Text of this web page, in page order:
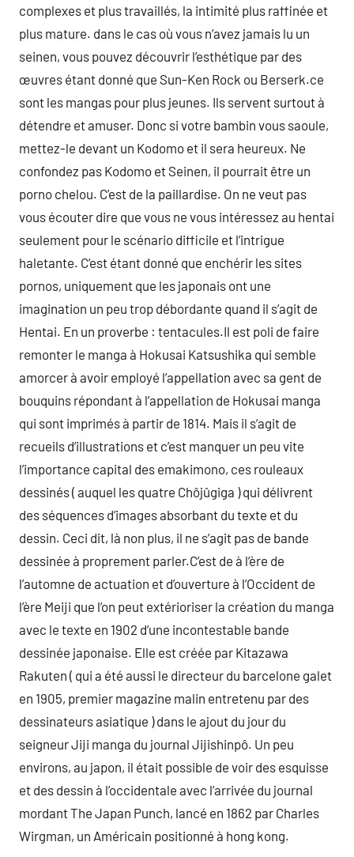
complexes et plus travaillés, la intimité plus raffinée et
plus mature. dans le cas où vous n’avez jamais lu un
seinen, vous pouvez découvrir l’esthétique par des
œuvres étant donné que Sun-Ken Rock ou Berserk.ce
sont les mangas pour plus jeunes. Ils servent surtout à
détendre et amuser. Donc si votre bambin vous saoule,
mettez-le devant un Kodomo et il sera heureux. Ne
confondez pas Kodomo et Seinen, il pourrait être un
porno chelou. C’est de la paillardise. On ne veut pas
vous écouter dire que vous ne vous intéressez au hentai
seulement pour le scénario difficile et l’intrigue
haletante. C’est étant donné que enchérir les sites
pornos, uniquement que les japonais ont une
imagination un peu trop débordante quand il s’agit de
Hentai. En un proverbe : tentacules.Il est poli de faire
remonter le manga à Hokusai Katsushika qui semble
amorcer à avoir employé l’appellation avec sa gent de
bouquins répondant à l’appellation de Hokusai manga
qui sont imprimés à partir de 1814. Mais il s’agit de
recueils d’illustrations et c’est manquer un peu vite
l’importance capital des emakimono, ces rouleaux
dessinés ( auquel les quatre Chôjûgiga ) qui délivrent
des séquences d’images absorbant du texte et du
dessin. Ceci dit, là non plus, il ne s’agit pas de bande
dessinée à proprement parler.C’est de à l’ère de
l’automne de actuation et d’ouverture à l’Occident de
l’ère Meiji que l’on peut extérioriser la création du manga
avec le texte en 1902 d’une incontestable bande
dessinée japonaise. Elle est créée par Kitazawa
Rakuten ( qui a été aussi le directeur du barcelone galet
en 1905, premier magazine malin entretenu par des
dessinateurs asiatique ) dans le ajout du jour du
seigneur Jiji manga du journal Jijishinpô. Un peu
environs, au japon, il était possible de voir des esquisse
et des dessin à l’occidentale avec l’arrivée du journal
mordant The Japan Punch, lancé en 1862 par Charles
Wirgman, un Américain positionné à hong kong.